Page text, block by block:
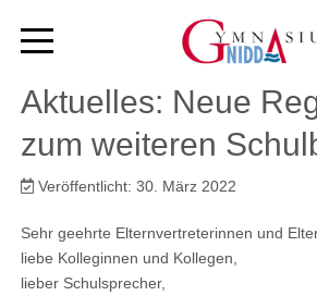
Aktuelles: Neue
zum weiteren
Veröffentlicht: 30. März 2022
Sehr geehrte Elternvertreterinnen und
liebe Kolleginnen und Kollegen,
lieber Schulsprecher,